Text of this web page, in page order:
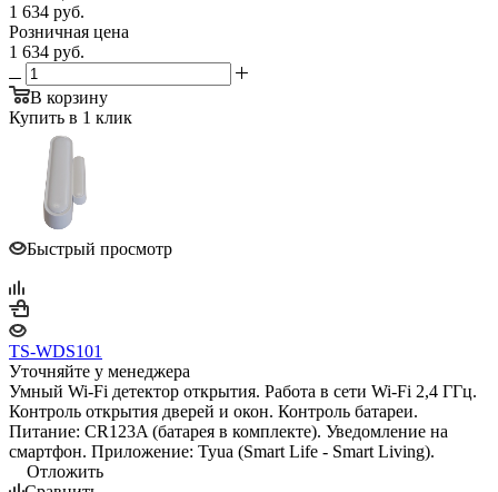
1 634 руб.
Розничная цена
1 634 руб.
В корзину
Купить в 1 клик
Быстрый просмотр
TS-WDS101
Уточняйте у менеджера
Умный Wi-Fi детектор открытия. Работа в сети Wi-Fi 2,4 ГГц.
Контроль открытия дверей и окон. Контроль батареи.
Питание: CR123A (батарея в комплекте). Уведомление на
смартфон. Приложение: Tyua (Smart Life - Smart Living).
Отложить